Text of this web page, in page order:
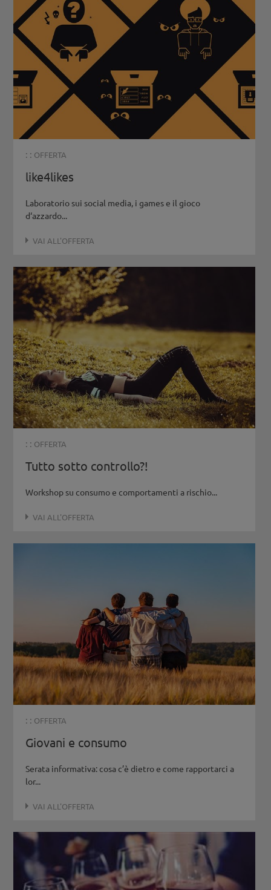
: : OFFERTA
like4likes
Laboratorio sui social media, i games e il gioco
d‘azzardo...
VAI ALL'OFFERTA
: : OFFERTA
Tutto sotto controllo?!
Workshop su consumo e comportamenti a rischio...
VAI ALL'OFFERTA
: : OFFERTA
Giovani e consumo
Serata informativa: cosa c’è dietro e come rapportarci a
lor...
VAI ALL'OFFERTA